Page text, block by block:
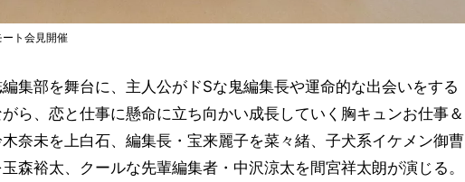
ート会見開催
集部を舞台に、主人公がドSな鬼編集長や運命的な出会いをする
ら、恋と仕事に懸命に立ち向かい成長していく胸キュンお仕事＆
奈未を上白石、編集長・宝来麗子を菜々緒、子犬系イケメン御曹
森裕太、クールな先輩編集者・中沢涼太を間宮祥太朗が演じる。